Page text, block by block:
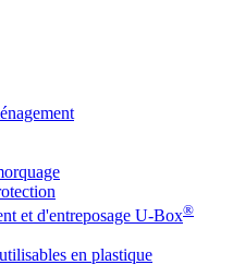
et d'entreposage U-Box®
en plastique